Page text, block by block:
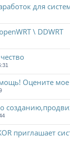
для
\ DDWRT
Оцените
приглашает